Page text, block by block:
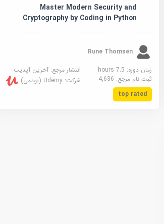
Master Modern Security and
Cryptography by Coding in Python
Rune Thomsen
زمان دوره: 7.5 hours
انتشار مرجع: آخرین آپدیت
ثبت نام مرجع: 4,636 شرکت: Udemy (یودمی)
top rated